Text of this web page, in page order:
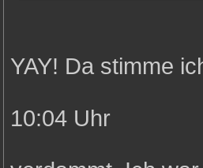
YAY! Da stimme
10:04 Uhr